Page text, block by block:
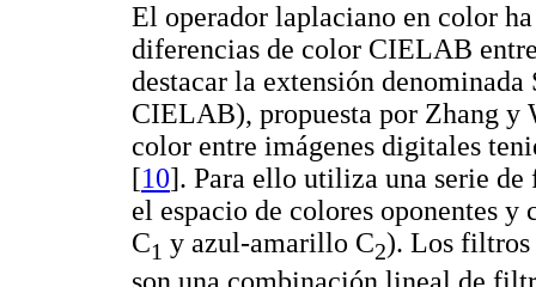
El operador laplaciano en color
diferencias de color CIELAB
destacar la extensión
CIELAB), propuesta por Zhang y
color entre imágenes digitales
[10]. Para ello utiliza una serie de
el espacio de colores oponentes
C1 y azul-amarillo C2). Los filtros